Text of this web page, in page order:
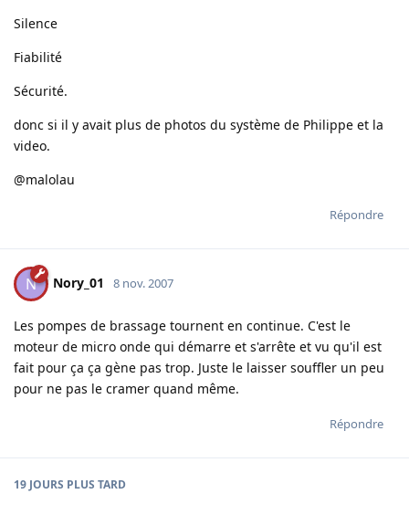
Silence
Fiabilité
Sécurité.
donc si il y avait plus de photos du système de Philippe et la
video.
@malolau
Répondre
N Nory_01 8 nov. 2007
Les pompes de brassage tournent en continue. C'est le
moteur de micro onde qui démarre et s'arrête et vu qu'il est
fait pour ça ça gène pas trop. Juste le laisser souffler un peu
pour ne pas le cramer quand même.
Répondre
19 JOURS PLUS TARD